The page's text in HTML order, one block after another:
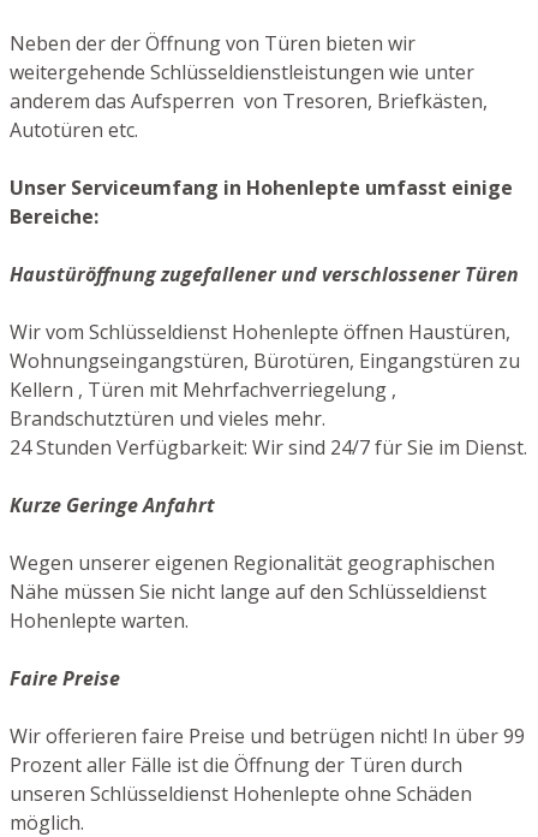
Neben der der Öffnung von Türen bieten wir
weitergehende Schlüsseldienstleistungen wie unter
anderem das Aufsperren von Tresoren, Briefkästen,
Autotüren etc.
Unser Serviceumfang in Hohenlepte umfasst einige
Bereiche:
Haustüröffnung zugefallener und verschlossener Türen
Wir vom Schlüsseldienst Hohenlepte öffnen Haustüren,
Wohnungseingangstüren, Bürotüren, Eingangstüren zu
Kellern , Türen mit Mehrfachverriegelung ,
Brandschutztüren und vieles mehr.
24 Stunden Verfügbarkeit: Wir sind 24/7 für Sie im Dienst.
Kurze Geringe Anfahrt
Wegen unserer eigenen Regionalität geographischen
Nähe müssen Sie nicht lange auf den Schlüsseldienst
Hohenlepte warten.
Faire Preise
Wir offerieren faire Preise und betrügen nicht! In über 99
Prozent aller Fälle ist die Öffnung der Türen durch
unseren Schlüsseldienst Hohenlepte ohne Schäden
möglich.